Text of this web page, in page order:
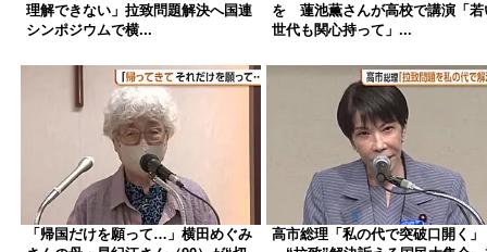
理解できない」拉致問題解決へ国連
シンポジウムで横...
を 蓮池薫さんが高校で講演「若
世代も関心持って」...
「帰国だけを願って…」横田めぐみ
高市総理「私の代で突破口開く」